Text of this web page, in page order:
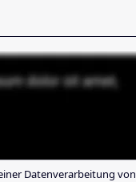
Datenverarbeitung von